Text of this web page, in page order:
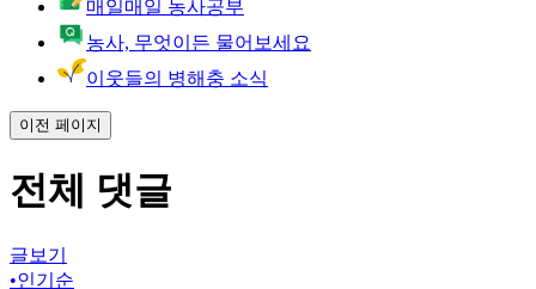
매일매일 농사공부
농사, 무엇이든 물어보세요
이웃들의 병해충 소식
이전 페이지
전체 댓글
글보기
•인기순